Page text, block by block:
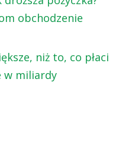
obchodzenie
niż to, co płaci
w miliardy